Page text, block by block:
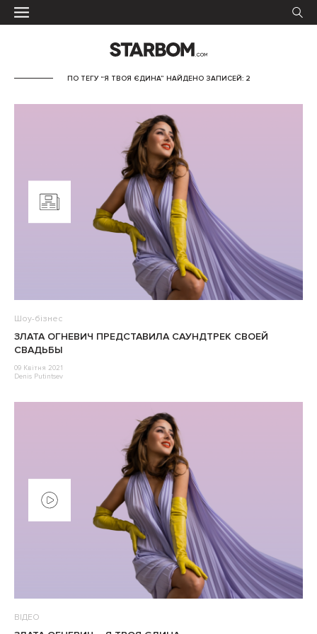
ПО ТЕГУ “Я ТВОЯ ЄДИНА” НАЙДЕНО ЗАПИСЕЙ: 2
Шоу-бізнес
ЗЛАТА ОГНЕВИЧ ПРЕДСТАВИЛА САУНДТРЕК СВОЕЙ
СВАДЬБЫ
09 Квітня 2021
Denis Putintsev
ВІДЕО